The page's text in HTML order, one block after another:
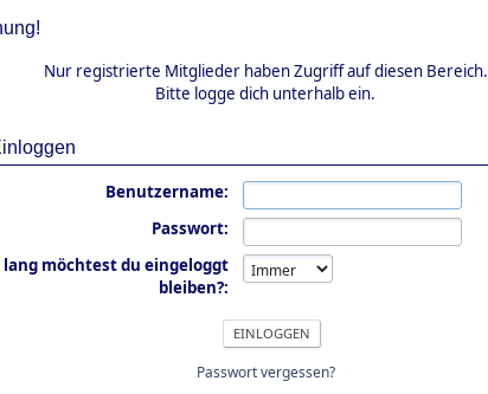
Nur registrierte Mitglieder haben Zugriff auf diesen Bereich.
Bitte logge dich unterhalb ein.
Benutzername:
Passwort:
lang möchtest du eingeloggt
bleiben?:
Passwort vergessen?